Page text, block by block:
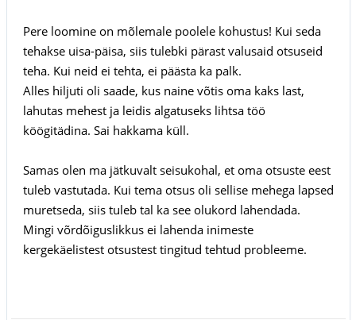
Pere loomine on mõlemale poolele kohustus! Kui seda
tehakse uisa-päisa, siis tulebki pärast valusaid otsuseid
teha. Kui neid ei tehta, ei päästa ka palk.
Alles hiljuti oli saade, kus naine võtis oma kaks last,
lahutas mehest ja leidis algatuseks lihtsa töö
köögitädina. Sai hakkama küll.
Samas olen ma jätkuvalt seisukohal, et oma otsuste eest
tuleb vastutada. Kui tema otsus oli sellise mehega lapsed
muretseda, siis tuleb tal ka see olukord lahendada.
Mingi võrdõiguslikkus ei lahenda inimeste
kergekäelistest otsustest tingitud tehtud probleeme.